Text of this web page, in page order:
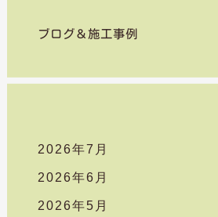
ブログ＆施工事例
2026年7月
2026年6月
2026年5月